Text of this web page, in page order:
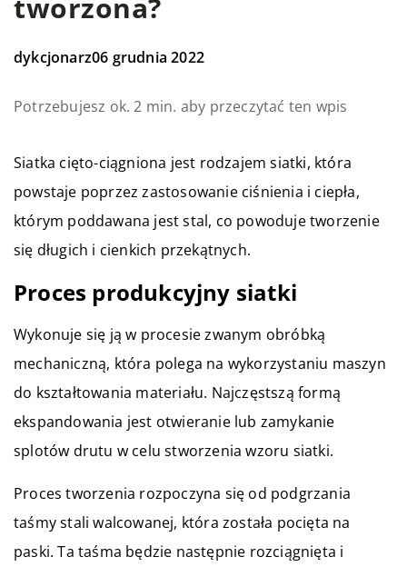
dykcjonarz06 grudnia 2022
Potrzebujesz ok. 2 min. aby przeczytać ten wpis
Siatka cięto-ciągniona jest rodzajem siatki, która
powstaje poprzez zastosowanie ciśnienia i ciepła,
którym poddawana jest stal, co powoduje tworzenie
się długich i cienkich przekątnych.
Proces produkcyjny siatki
Wykonuje się ją w procesie zwanym obróbką
mechaniczną, która polega na wykorzystaniu maszyn
do kształtowania materiału. Najczęstszą formą
ekspandowania jest otwieranie lub zamykanie
splotów drutu w celu stworzenia wzoru siatki.
Proces tworzenia rozpoczyna się od podgrzania
taśmy stali walcowanej, która została pocięta na
paski. Ta taśma będzie następnie rozciągnięta i